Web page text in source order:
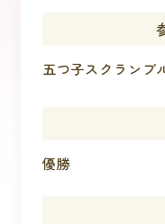
五つ子スクランブ
優勝